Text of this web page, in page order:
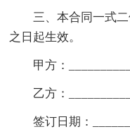
三、本合同一式
之日起生效。
甲方：
乙方：
签订日期：